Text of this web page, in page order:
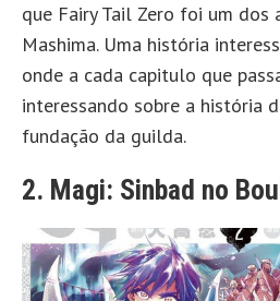
que Fairy Tail Zero foi um dos
Mashima. Uma história
onde a cada capitulo que
interessando sobre a história
fundação da guilda.
2. Magi: Sinbad no